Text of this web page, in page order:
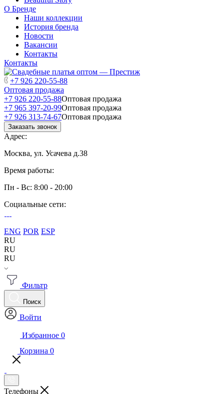
О Бренде
Наши коллекции
История бренда
Новости
Вакансии
Контакты
Контакты
+7 926 220-55-88
Оптовая продажа
+7 926 220-55-88Оптовая продажа
+7 965 397-20-99Оптовая продажа
+7 926 313-74-67Оптовая продажа
Заказать звонок
Адрес:
Москва, ул. Усачева д.38
Время работы:
Пн - Вс: 8:00 - 20:00
Социальные сети:
ENG POR ESP
RU
RU
RU
Фильтр
Поиск
Войти
Избранное 0
Корзина 0
Телефоны